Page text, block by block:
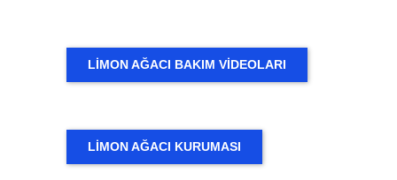
LİMON AĞACI BAKIM VİDEOLARI
LİMON AĞACI KURUMASI